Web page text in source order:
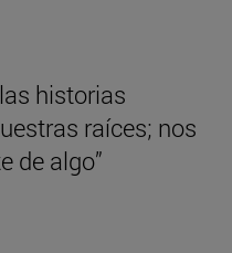
historias
raíces; nos
de algo”